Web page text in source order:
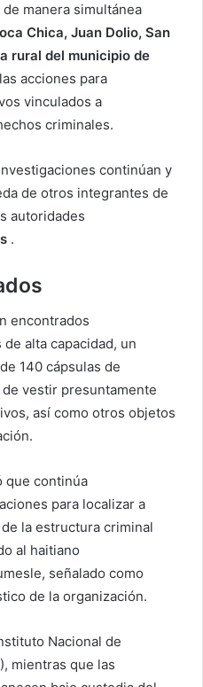
manera simultánea
Chica, Juan Dolio, San
rural del municipio de
acciones para
vinculados a
criminales.
continúan y
de otros integrantes de
autoridades
.
encontrados
alta capacidad, un
140 cápsulas de
vestir presuntamente
así como otros objetos
que continúa
para localizar a
la estructura criminal
al haitiano
señalado como
de la organización.
Nacional de
mientras que las